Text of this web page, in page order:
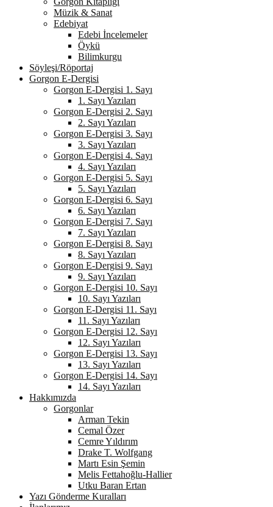
Müzik & Sanat
Edebiyat
Edebi İncelemeler
Öykü
Bilimkurgu
Söyleşi/Röportaj
Gorgon E-Dergisi
Gorgon E-Dergisi 1. Sayı
1. Sayı Yazıları
Gorgon E-Dergisi 2. Sayı
2. Sayı Yazıları
Gorgon E-Dergisi 3. Sayı
3. Sayı Yazıları
Gorgon E-Dergisi 4. Sayı
4. Sayı Yazıları
Gorgon E-Dergisi 5. Sayı
5. Sayı Yazıları
Gorgon E-Dergisi 6. Sayı
6. Sayı Yazıları
Gorgon E-Dergisi 7. Sayı
7. Sayı Yazıları
Gorgon E-Dergisi 8. Sayı
8. Sayı Yazıları
Gorgon E-Dergisi 9. Sayı
9. Sayı Yazıları
Gorgon E-Dergisi 10. Sayı
10. Sayı Yazıları
Gorgon E-Dergisi 11. Sayı
11. Sayı Yazıları
Gorgon E-Dergisi 12. Sayı
12. Sayı Yazıları
Gorgon E-Dergisi 13. Sayı
13. Sayı Yazıları
Gorgon E-Dergisi 14. Sayı
14. Sayı Yazıları
Hakkımızda
Gorgonlar
Arman Tekin
Cemal Özer
Cemre Yıldırım
Drake T. Wolfgang
Martı Esin Şemin
Melis Fettahoğlu-Hallier
Utku Baran Ertan
Yazı Gönderme Kuralları